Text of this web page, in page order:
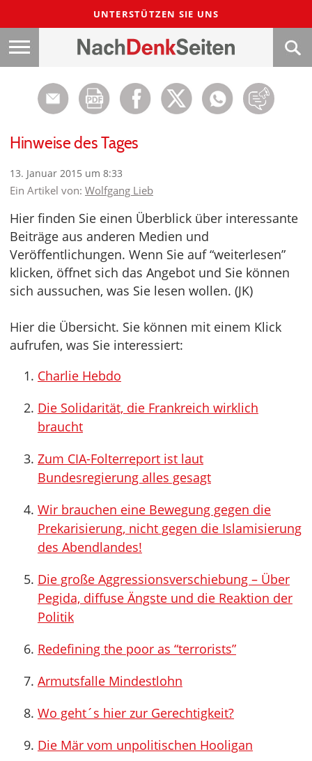
UNTERSTÜTZEN SIE UNS
Hinweise des Tages
13. Januar 2015 um 8:33
Ein Artikel von: Wolfgang Lieb
Hier finden Sie einen Überblick über interessante
Beiträge aus anderen Medien und
Veröffentlichungen. Wenn Sie auf “weiterlesen”
klicken, öffnet sich das Angebot und Sie können
sich aussuchen, was Sie lesen wollen. (JK)
Hier die Übersicht. Sie können mit einem Klick
aufrufen, was Sie interessiert:
Charlie Hebdo
Die Solidarität, die Frankreich wirklich
braucht
Zum CIA-Folterreport ist laut
Bundesregierung alles gesagt
Wir brauchen eine Bewegung gegen die
Prekarisierung, nicht gegen die Islamisierung
des Abendlandes!
Die große Aggressionsverschiebung – Über
Pegida, diffuse Ängste und die Reaktion der
Politik
Redefining the poor as “terrorists”
Armutsfalle Mindestlohn
Wo geht´s hier zur Gerechtigkeit?
Die Mär vom unpolitischen Hooligan